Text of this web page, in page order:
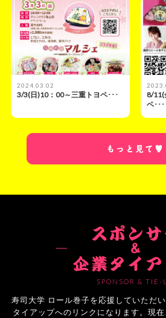
2024.03.02
3/3(日)10：00～三重トヨペ･･･
8/11(
ベ･･･
もっと見て♥
SPONSOR & TIE-
寿司大学 ロール巻子を応援していただ
タイアップへのリンクになります。現